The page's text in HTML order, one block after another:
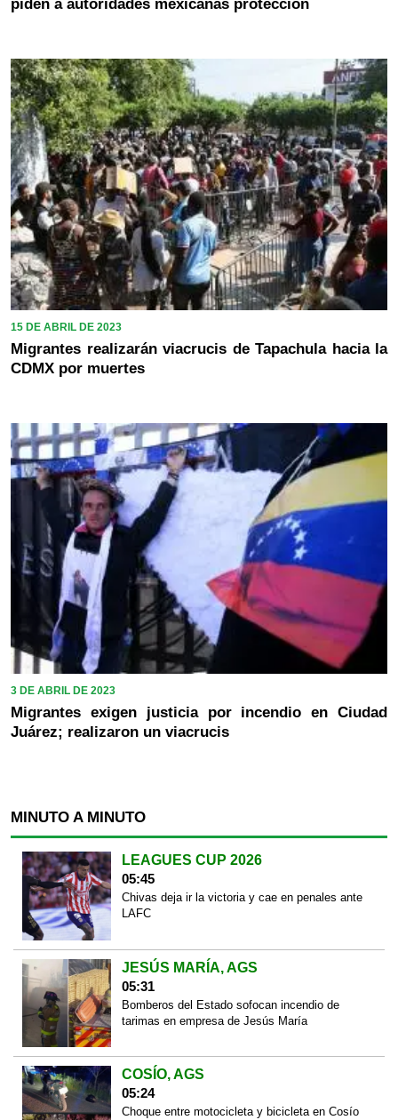
piden a autoridades mexicanas protección
15 DE ABRIL DE 2023
Migrantes realizarán viacrucis de Tapachula hacia la
CDMX por muertes
3 DE ABRIL DE 2023
Migrantes exigen justicia por incendio en Ciudad
Juárez; realizaron un viacrucis
MINUTO A MINUTO
LEAGUES CUP 2026
05:45
Chivas deja ir la victoria y cae en penales ante
LAFC
JESÚS MARÍA, AGS
05:31
Bomberos del Estado sofocan incendio de
tarimas en empresa de Jesús María
COSÍO, AGS
05:24
Choque entre motocicleta y bicicleta en Cosío